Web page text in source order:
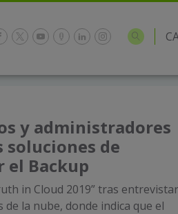
y administradores
soluciones de
el Backup
in Cloud 2019” tras entrevistar
la nube, donde indica que el